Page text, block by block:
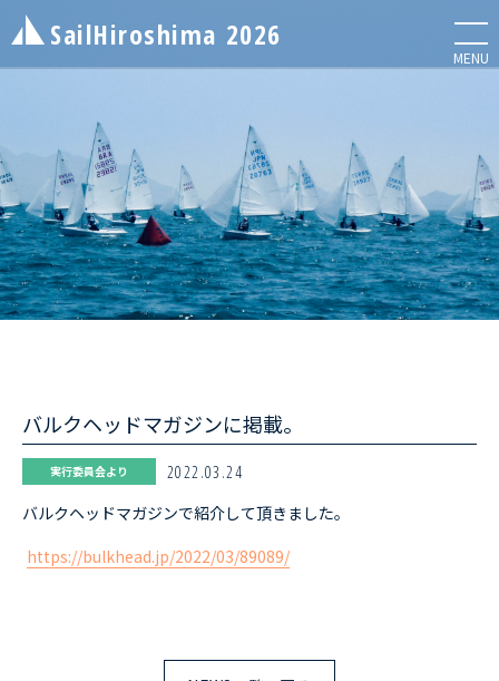
SailHiroshima 2026
MENU
メニ
NEWS お知らせ
INFORMATION
RESULTS
お問い合わせ
バルクヘッドマガジンに掲載。
実行委員会より 2022.03.24
バルクヘッドマガジンで紹介して頂きました。
https://bulkhead.jp/2022/03/89089/